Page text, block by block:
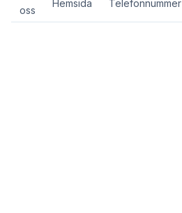
oss
Hemsida Telefonnummer